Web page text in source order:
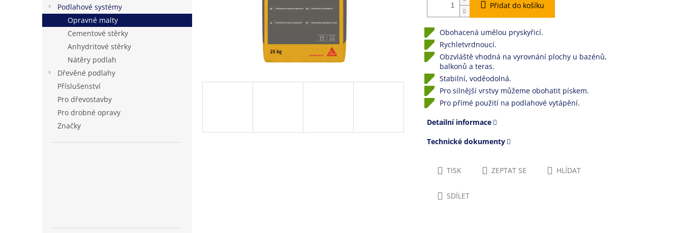
l
Podlahové systémy
Opravné malty
Cementové stěrky
Anhydritové stěrky
Nátěry podlah
Dřevěné podlahy
Příslušenství
Pro dřevostavby
Pro drobné opravy
Značky
Přidat do košíku
Obohacená umělou pryskyřicí.
Rychletvrdnoucí.
Obzvláště vhodná na vyrovnání plochy u bazénů,
balkonů a teras.
Stabilní, voděodolná.
Pro silnější vrstvy můžeme obohatit pískem.
Pro přímé použití na podlahové vytápění.
Detailní informace
Technické dokumenty
TISK ZEPTAT SE HLÍDAT
SDÍLET